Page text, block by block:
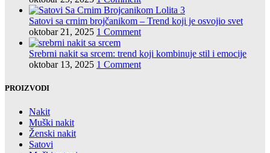
Satovi sa crnim brojčanikom – Trend koji je osvojio svet
oktobar 21, 2025 1 Comment
Srebrni nakit sa srcem: trend koji kombinuje stil i emocije
oktobar 13, 2025 1 Comment
PROIZVODI
Nakit
Muški nakit
Ženski nakit
Satovi